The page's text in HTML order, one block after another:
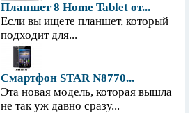
Планшет 8 Home Tablet от...
Если вы ищете планшет, который
подходит для...
Смартфон STAR N8770...
Эта новая модель, которая вышла
не так уж давно сразу...